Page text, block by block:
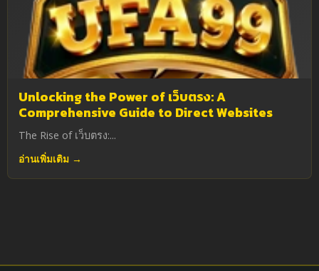
Unlocking the Power of เว็บตรง: A
Comprehensive Guide to Direct Websites
The Rise of เว็บตรง:...
อ่านเพิ่มเติม →